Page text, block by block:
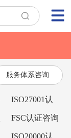
服务体系咨询
ISO27001认
证咨询
FSC认证咨询
ISO20000认